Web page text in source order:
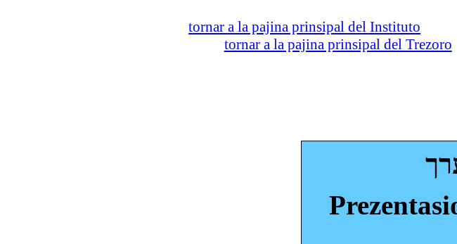
tornar a la pajina prinsipal del Instituto
tornar a la pajina prinsipal del Trezoro